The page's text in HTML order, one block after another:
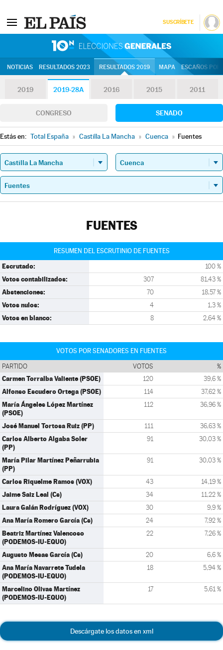
SUSCRÍBETE
NOTICIAS RESULTADOS 2023 RESULTADOS 2019 MAPA ESCAÑOS
2019 2019-28A 2016 2015 2011
CONGRESO SENADO
Estás en: Total España » Castilla La Mancha » Cuenca » Fuentes
FUENTES
RESUMEN DEL ESCRUTINIO DE FUENTES
Escrutado: 100 %
Votos contabilizados: 307 81,43 %
Abstenciones: 70 18,57 %
Votos nulos: 4 1,3 %
Votos en blanco: 8 2,64 %
VOTOS POR SENADORES EN FUENTES
PARTIDO VOTOS %
Carmen Torralba Valiente (PSOE) 120 39,6 %
Alfonso Escudero Ortega (PSOE) 114 37,62 %
María Ángeles López Martínez
(PSOE)
112 36,96 %
José Manuel Tortosa Ruiz (PP) 111 36,63 %
Carlos Alberto Algaba Soler
(PP)
91 30,03 %
María Pilar Martínez Peñarrubia
(PP)
91 30,03 %
Carlos Riquelme Ramos (VOX) 43 14,19 %
Jaime Saiz Leal (Cs) 34 11,22 %
Laura Galán Rodríguez (VOX) 30 9,9 %
Ana María Romero García (Cs) 24 7,92 %
Beatriz Martínez Valencoso
(PODEMOS-IU-EQUO)
22 7,26 %
Augusto Mesas García (Cs) 20 6,6 %
Ana María Navarrete Tudela
(PODEMOS-IU-EQUO)
18 5,94 %
Marcelino Olivas Martínez
(PODEMOS-IU-EQUO)
17 5,61 %
Descárgate los datos en xml